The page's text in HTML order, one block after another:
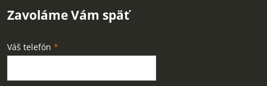
Zavoláme Vám späť
Váš telefón *